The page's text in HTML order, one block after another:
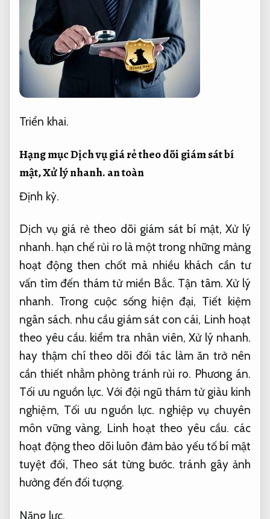
Triển khai.
Hạng mục Dịch vụ giá rẻ theo dõi giám sát bí
mật,Xử lý nhanh.an toàn
Định kỳ.
Dịch vụ giá rẻ theo dõi giám sát bí mật,Xử lý
nhanh. hạn chế rủi ro là một trong những mảng
hoạt động then chốt mà nhiều khách cần tư
vấn tìm đến thám tử miền Bắc. Tận tâm. Xử lý
nhanh. Trong cuộc sống hiện đại, Tiết kiệm
ngân sách. nhu cầu giám sát con cái, Linh hoạt
theo yêu cầu. kiểm tra nhân viên,Xử lý nhanh.
hay thậm chí theo dõi đối tác làm ăn trở nên
cần thiết nhằm phòng tránh rủi ro. Phương án.
Tối ưu nguồn lực. Với đội ngũ thám tử giàu kinh
nghiệm, Tối ưu nguồn lực. nghiệp vụ chuyên
môn vững vàng, Linh hoạt theo yêu cầu. các
hoạt động theo dõi luôn đảm bảo yếu tố bí mật
tuyệt đối, Theo sát từng bước. tránh gây ảnh
hưởng đến đối tượng.
Năng lực.